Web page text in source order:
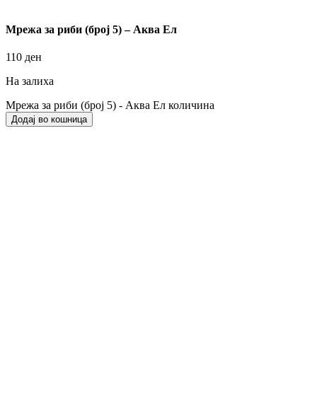
Мрежа за риби (број 5) – Аква Ел
110 ден
На залиха
Мрежа за риби (број 5) - Аква Ел количина
Додај во кошница